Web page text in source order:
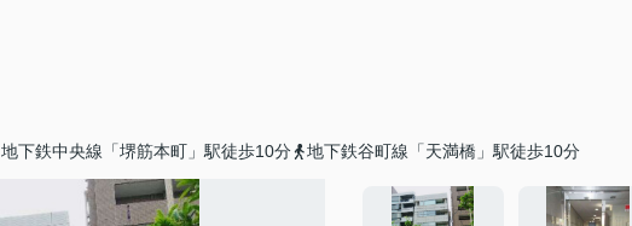
地下鉄中央線「堺筋本町」駅徒歩10分 地下鉄谷町線「天満橋」駅徒歩10分